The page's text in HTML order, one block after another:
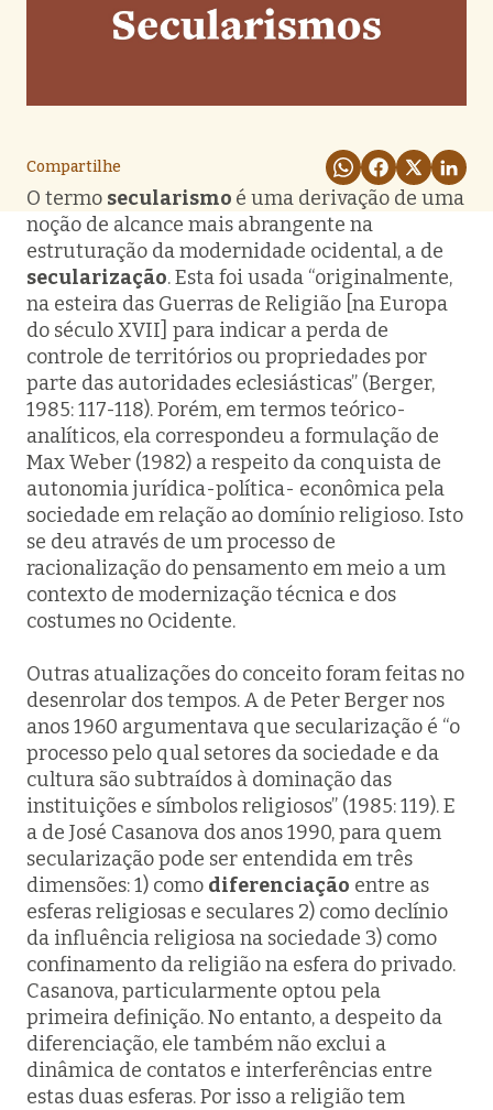
Compartilhe
O termo secularismo é uma derivação de uma
noção de alcance mais abrangente na
estruturação da modernidade ocidental, a de
secularização. Esta foi usada “originalmente,
na esteira das Guerras de Religião [na Europa
do século XVII] para indicar a perda de
controle de territórios ou propriedades por
parte das autoridades eclesiásticas” (Berger,
1985: 117-118). Porém, em termos teórico-
analíticos, ela correspondeu a formulação de
Max Weber (1982) a respeito da conquista de
autonomia jurídica-política- econômica pela
sociedade em relação ao domínio religioso. Isto
se deu através de um processo de
racionalização do pensamento em meio a um
contexto de modernização técnica e dos
costumes no Ocidente.
Outras atualizações do conceito foram feitas no
desenrolar dos tempos. A de Peter Berger nos
anos 1960 argumentava que secularização é “o
processo pelo qual setores da sociedade e da
cultura são subtraídos à dominação das
instituições e símbolos religiosos” (1985: 119). E
a de José Casanova dos anos 1990, para quem
secularização pode ser entendida em três
dimensões: 1) como diferenciação entre as
esferas religiosas e seculares 2) como declínio
da influência religiosa na sociedade 3) como
confinamento da religião na esfera do privado.
Casanova, particularmente optou pela
primeira definição. No entanto, a despeito da
diferenciação, ele também não exclui a
dinâmica de contatos e interferências entre
estas duas esferas. Por isso a religião tem